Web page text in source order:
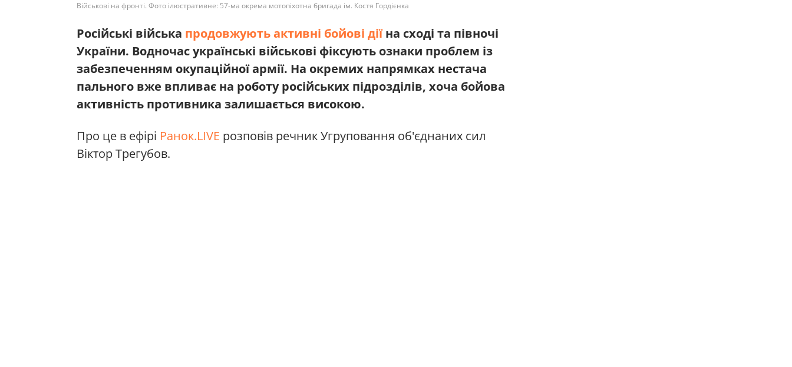
Військові на фронті. Фото ілюстративне: 57-ма окрема мотопіхотна бригада ім. Костя Гордієнка
Російські війська продовжують активні бойові діїна сході та півночі
України. Водночас українські військові фіксують ознаки проблем із
забезпеченням окупаційної армії. На окремих напрямках нестача
пального вже впливає на роботу російських підрозділів, хоча бойова
активність противника залишається високою.
Про це в ефірі Ранок.LIVE розповів речник Угруповання об'єднаних сил
Віктор Трегубов.